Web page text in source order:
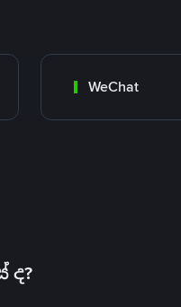
WeChat
ද?